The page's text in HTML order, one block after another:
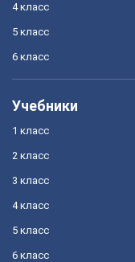
4 класс
5 класс
6 класс
Учебники
1 класс
2 класс
3 класс
4 класс
5 класс
6 класс